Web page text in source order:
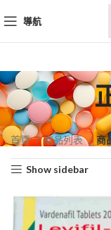
導航
首頁 商品列表 商
Show sidebar